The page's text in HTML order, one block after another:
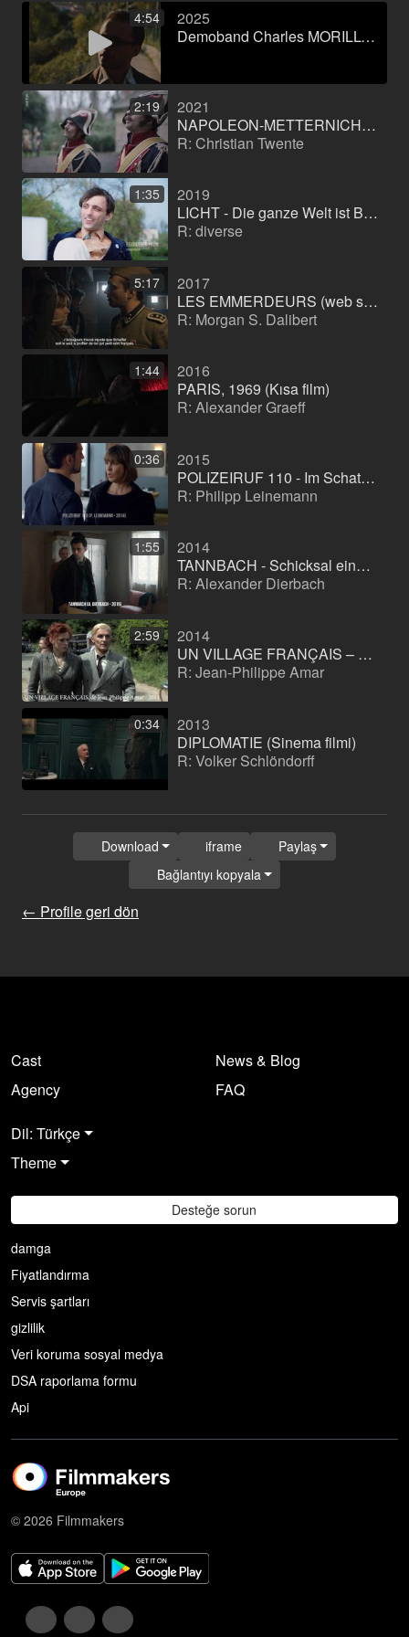
4:54
2025
Demoband Charles MORILLON
2:19
2021
NAPOLEON-METTERNICH. Der Anfang vom Ende (Belgesel uzun metrajlı film)
R: Christian Twente
1:35
2019
LICHT - Die ganze Welt ist Bühne (Webserie) (Dizi)
R: diverse
5:17
2017
LES EMMERDEURS (web série) (Dizi)
R: Morgan S. Dalibert
1:44
2016
PARIS, 1969 (Kısa film)
R: Alexander Graeff
0:36
2015
POLIZEIRUF 110 - Im Schatten (TV filmi (dizi))
R: Philipp Leinemann
1:55
2014
TANNBACH - Schicksal eines Dorfes (Televizyon dizisi)
R: Alexander Dierbach
2:59
2014
UN VILLAGE FRANÇAIS – Überleben unter deutscher Besatzung (Televizyon dizisi)
R: Jean-Philippe Amar
0:34
2013
DIPLOMATIE (Sinema filmi)
R: Volker Schlöndorff
← Profile geri dön
Download iframe
Paylaş
Bağlantıyı kopyala
Cast
Agency
News & Blog
FAQ
Dil: Türkçe
Theme
Desteğe sorun
damga
Fiyatlandırma
Servis şartları
gizlilik
Veri koruma sosyal medya
DSA raporlama formu
Api
© 2026 Filmmakers